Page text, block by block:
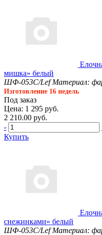
мишка» белый
ШФ-053С/Lef Материал:
Изготовление 16 недель
Под заказ
Цена: 1 295 руб.
2 210.00 руб.
-
Купить
снежинками» белый
ШФ-053С/Lef Материал: